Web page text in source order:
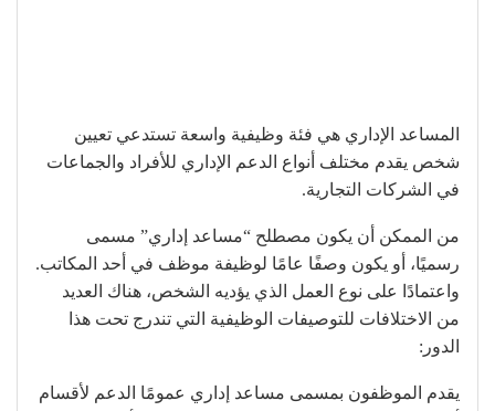
المساعد الإداري هي فئة وظيفية واسعة تستدعي تعيين
شخص يقدم مختلف أنواع الدعم الإداري للأفراد والجماعات
في الشركات التجارية.
من الممكن أن يكون مصطلح “مساعد إداري” مسمى
رسميًا، أو يكون وصفًا عامًا لوظيفة موظف في أحد المكاتب.
واعتمادًا على نوع العمل الذي يؤديه الشخص، هناك العديد
من الاختلافات للتوصيفات الوظيفية التي تندرج تحت هذا
الدور:
يقدم الموظفون بمسمى مساعد إداري عمومًا الدعم لأقسام